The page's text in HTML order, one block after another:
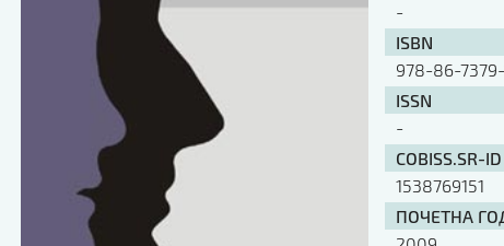
-
ISBN
978-86-
ISSN
-
COBISS.SR-ID
1538769151
ПОЧЕТНА